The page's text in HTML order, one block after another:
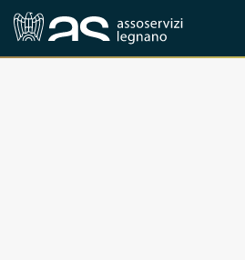
Corsi Credito, finanza, fisco